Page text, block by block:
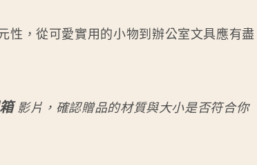
性，從可愛實用的小物到辦公室文具應有盡
影片，確認贈品的材質與大小是否符合你